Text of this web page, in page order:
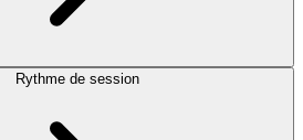
Rythme de session